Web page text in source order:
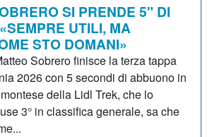
SI PRENDE 5" DI
UTILI, MA
STO DOMANI»
Sobrero finisce la terza tappa
2026 con 5 secondi di abbuono in
della Lidl Trek, che lo
3° in classifica generale, sa che